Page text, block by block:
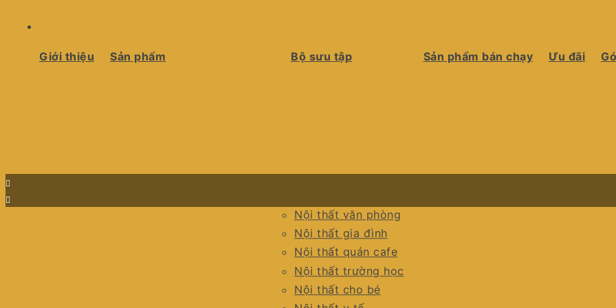
Giới thiệu Sản phẩm Bộ sưu tập
Nội thất văn phòng
Nội thất gia đình
Nội thất quán cafe
Nội thất trường học
Nội thất cho bé
Sản phẩm bán chạy Ưu đãi